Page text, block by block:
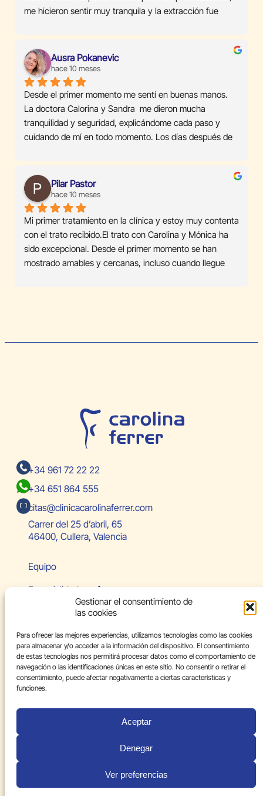
Gestionar el consentimiento de
las cookies
Para ofrecer las mejores experiencias, utilizamos tecnologías como las cookies
para almacenar y/o acceder a la información del dispositivo. El consentimiento
de estas tecnologías nos permitirá procesar datos como el comportamiento de
navegación o las identificaciones únicas en este sitio. No consentir o retirar el
consentimiento, puede afectar negativamente a ciertas características y
funciones.
Aceptar
Denegar
Ver preferencias
me hicieron sentir muy tranquila y la extracción fue
recomiendo al 100%!
Ausra Pokanevic
hace 10 meses
Desde el primer momento me sentí en buenas manos.
La doctora Calorina y Sandra  me dieron mucha
tranquilidad y seguridad, explicándome cada paso y
cuidando de mí en todo momento. Los días después de
modernas .Un equipo de profesionales que te quitan los
miedos  y resuelven los problemas .recomiendo
totalmente!
Pilar Pastor
hace 10 meses
Mi primer tratamiento en la clínica y estoy muy contenta
con el trato recibido.El trato con Carolina y Mónica ha
sido excepcional. Desde el primer momento se han
mostrado amables y cercanas, incluso cuando llegue
+34 961 72 22 22
+34 651 864 555
citas@clinicacarolinaferrer.com
Carrer del 25 d’abril, 65
46400, Cullera, Valencia
Equipo
Especialidades
Paciente internacional
Blog
Contacto
Aviso legal
Política de privacidad